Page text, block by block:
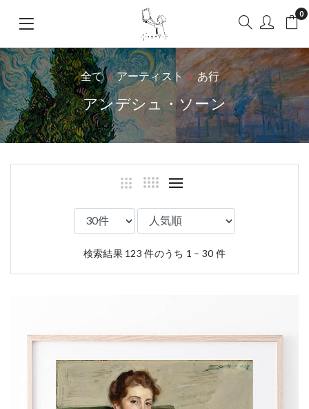
0
全て アーティスト あ行
アンデシュ・ソーン
検索結果 123 件のうち 1 – 30 件